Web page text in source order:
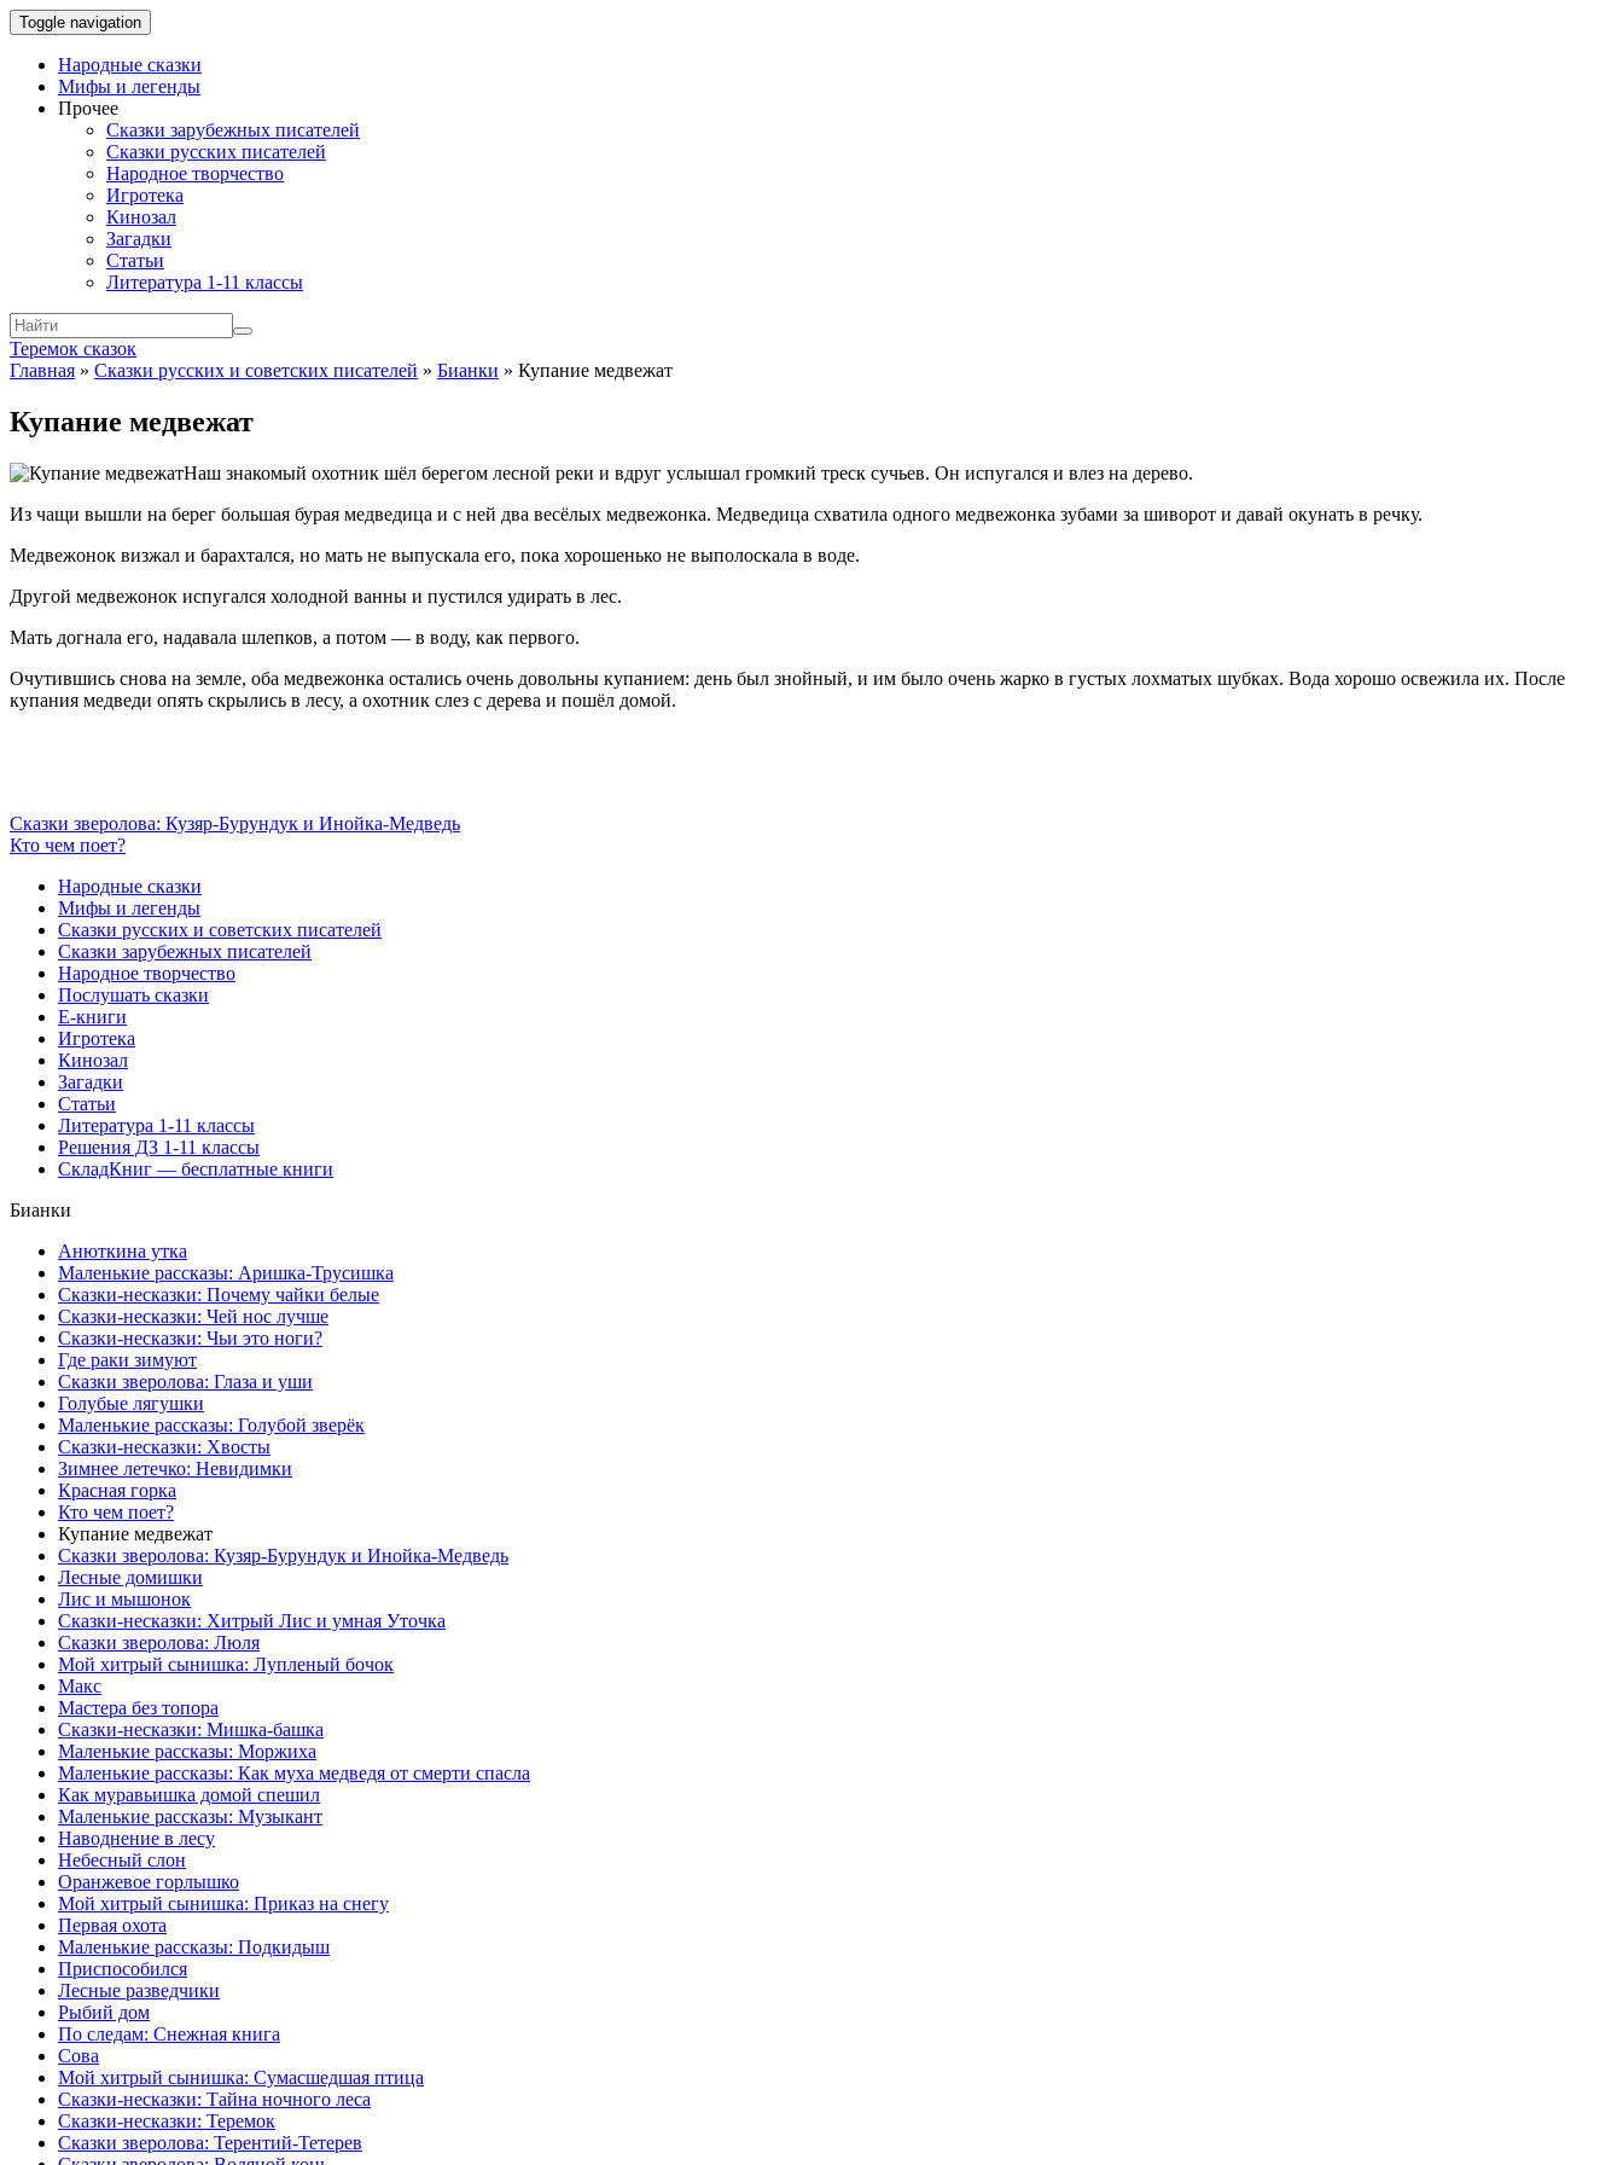
Toggle navigation
Народные сказки
Мифы и легенды
Прочее
Сказки зарубежных писателей
Сказки русских писателей
Народное творчество
Игротека
Кинозал
Загадки
Статьи
Литература 1-11 классы
Теремок сказок
Главная » Сказки русских и советских писателей » Бианки » Купание медвежат
Купание медвежат
Наш знакомый охотник шёл берегом лесной реки и вдруг услышал громкий треск сучьев. Он испугался и влез на дерево.
Из чащи вышли на берег большая бурая медведица и с ней два весёлых медвежонка. Медведица схватила одного медвежонка зубами за шиворот и давай окунать в речку.
Медвежонок визжал и барахтался, но мать не выпускала его, пока хорошенько не выполоскала в воде.
Другой медвежонок испугался холодной ванны и пустился удирать в лес.
Мать догнала его, надавала шлепков, а потом — в воду, как первого.
Очутившись снова на земле, оба медвежонка остались очень довольны купанием: день был знойный, и им было очень жарко в густых лохматых шубках. Вода хорошо освежила их. После
купания медведи опять скрылись в лесу, а охотник слез с дерева и пошёл домой.
Сказки зверолова: Кузяр-Бурундук и Инойка-Медведь
Кто чем поет?
Народные сказки
Мифы и легенды
Сказки русских и советских писателей
Сказки зарубежных писателей
Народное творчество
Послушать сказки
Е-книги
Игротека
Кинозал
Загадки
Статьи
Литература 1-11 классы
Решения ДЗ 1-11 классы
СкладКниг — бесплатные книги
Бианки
Анюткина утка
Маленькие рассказы: Аришка-Трусишка
Сказки-несказки: Почему чайки белые
Сказки-несказки: Чей нос лучше
Сказки-несказки: Чьи это ноги?
Где раки зимуют
Сказки зверолова: Глаза и уши
Голубые лягушки
Маленькие рассказы: Голубой зверёк
Сказки-несказки: Хвосты
Зимнее летечко: Невидимки
Красная горка
Кто чем поет?
Купание медвежат
Сказки зверолова: Кузяр-Бурундук и Инойка-Медведь
Лесные домишки
Лис и мышонок
Сказки-несказки: Хитрый Лис и умная Уточка
Сказки зверолова: Люля
Мой хитрый сынишка: Лупленый бочок
Макс
Мастера без топора
Сказки-несказки: Мишка-башка
Маленькие рассказы: Моржиха
Маленькие рассказы: Как муха медведя от смерти спасла
Как муравьишка домой спешил
Маленькие рассказы: Музыкант
Наводнение в лесу
Небесный слон
Оранжевое горлышко
Мой хитрый сынишка: Приказ на снегу
Первая охота
Маленькие рассказы: Подкидыш
Приспособился
Лесные разведчики
Рыбий дом
По следам: Снежная книга
Сова
Мой хитрый сынишка: Сумасшедшая птица
Сказки-несказки: Тайна ночного леса
Сказки-несказки: Теремок
Сказки зверолова: Терентий-Тетерев